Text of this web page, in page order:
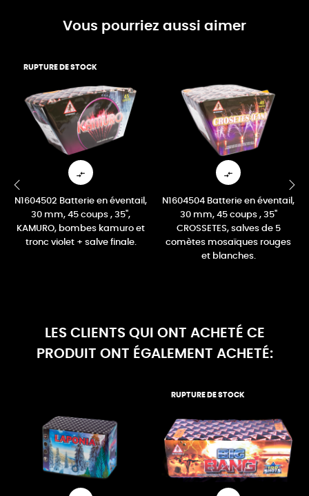
Vous pourriez aussi aimer
RUPTURE DE STOCK

N1604502 Batterie en éventail,
30 mm, 45 coups , 35",
KAMURO, bombes kamuro et
tronc violet + salve finale.

N1604504 Batterie en éventail,
30 mm, 45 coups , 35"
CROSSETES, salves de 5
comètes mosaïques rouges
et blanches.
LES CLIENTS QUI ONT ACHETÉ CE
PRODUIT ONT ÉGALEMENT ACHETÉ:
RUPTURE DE STOCK